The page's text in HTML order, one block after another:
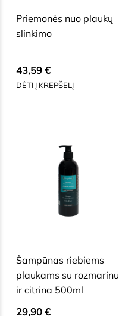
Priemonės nuo plaukų
slinkimo
43,59 €
DĖTI Į KREPŠELĮ
Šampūnas riebiems
plaukams su rozmarinu
ir citrina 500ml
29,90 €